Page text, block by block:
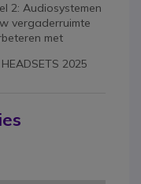
2: Audiosystemen
vergaderruimte
met
2025